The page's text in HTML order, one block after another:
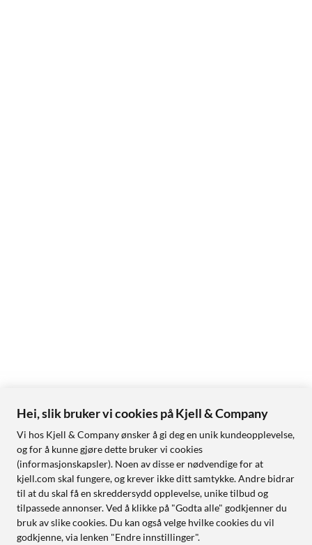
Hei, slik bruker vi cookies på Kjell & Company
Vi hos Kjell & Company ønsker å gi deg en unik kundeopplevelse,
og for å kunne gjøre dette bruker vi cookies
(informasjonskapsler). Noen av disse er nødvendige for at
kjell.com skal fungere, og krever ikke ditt samtykke. Andre bidrar
til at du skal få en skreddersydd opplevelse, unike tilbud og
tilpassede annonser. Ved å klikke på "Godta alle" godkjenner du
bruk av slike cookies. Du kan også velge hvilke cookies du vil
godkjenne, via lenken "Endre innstillinger".